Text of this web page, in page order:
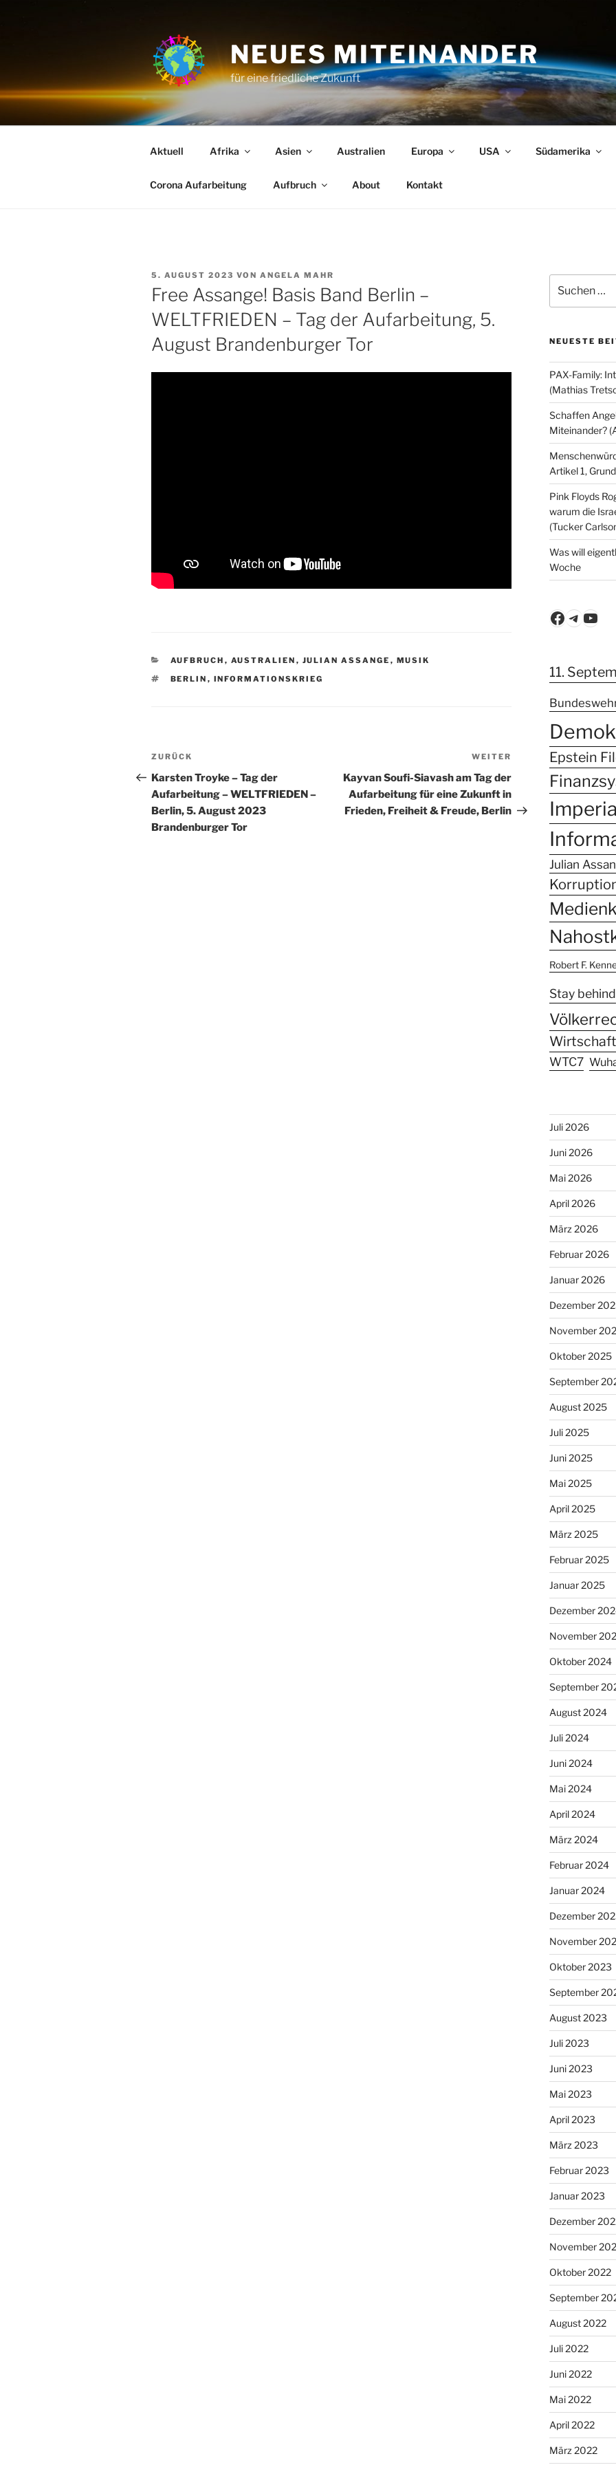
NEUES MITEINANDER
für eine friedliche Zukunft
Aktuell Afrika Asien Australien Europa USA Südamerika
Corona Aufarbeitung Aufbruch About Kontakt
VERÖFFENTLICHT
AM
5. AUGUST 2023 VON ANGELA MAHR
Free Assange! Basis Band Berlin –
WELTFRIEDEN – Tag der Aufarbeitung, 5.
August Brandenburger Tor
KATEGORIEN
AUFBRUCH , AUSTRALIEN , JULIAN ASSANGE , MUSIK
SCHLAGWÖRTER
BERLIN , INFORMATIONSKRIEG
Beitragsnavigation
Vorheriger
Beitrag
ZURÜCK
Karsten Troyke – Tag der
Aufarbeitung – WELTFRIEDEN –
Berlin, 5. August 2023
Brandenburger Tor
Nächster
Beitrag
WEITER
Kayvan Soufi-Siavash am Tag der
Aufarbeitung für eine Zukunft in
Frieden, Freiheit & Freude, Berlin
nach:
NEUESTE
PAX-Family:
(Mathias
Schaffen
Miteinander?
Artikel 1,
Pink Floyds
warum die
(Tucker
Was will
Woche
Facebook
11.
Epstein
Julian
Robert F.
Stay behind
WTC7
Juli 2026
Juni 2026
Mai 2026
April 2026
März 2026
Februar 2026
Januar 2026
Dezember
November
Oktober 2025
September
August 2025
Juli 2025
Juni 2025
Mai 2025
April 2025
März 2025
Februar 2025
Januar 2025
Dezember
November
Oktober 2024
September
August 2024
Juli 2024
Juni 2024
Mai 2024
April 2024
März 2024
Februar 2024
Januar 2024
Dezember
November
Oktober 2023
September
August 2023
Juli 2023
Juni 2023
Mai 2023
April 2023
März 2023
Februar 2023
Januar 2023
Dezember
November
Oktober 2022
September
August 2022
Juli 2022
Juni 2022
Mai 2022
April 2022
März 2022